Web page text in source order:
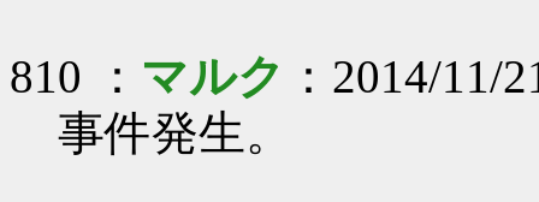
810 ： マルク ：2014/11/
事件発生。